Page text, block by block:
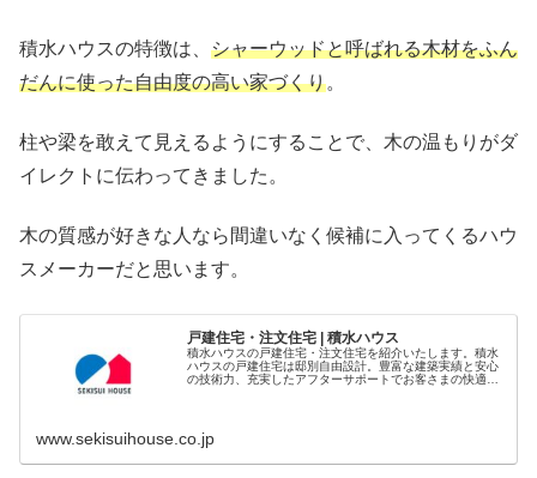
積水ハウスの特徴は、 シャーウッドと呼ばれる木材をふん
だんに使った自由度の高い家づくり。
柱や梁を敢えて見えるようにすることで、木の温もりがダ
イレクトに伝わってきました。
木の質感が好きな人なら間違いなく候補に入ってくるハウ
スメーカーだと思います。
戸建住宅・注文住宅 | 積水ハウス
積水ハウスの戸建住宅・注文住宅を紹介いたします。積水
ハウスの戸建住宅は邸別自由設計。豊富な建築実績と安心
の技術力、充実したアフターサポートでお客さまの快適な
www.sekisuihouse.co.jp